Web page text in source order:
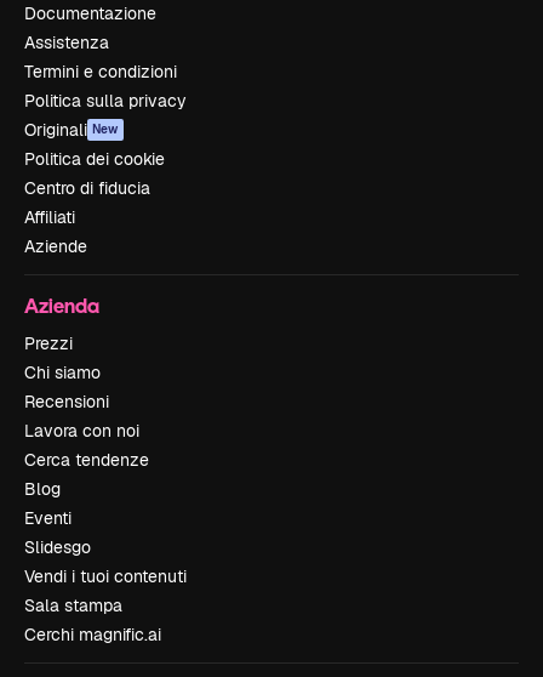
Documentazione
Assistenza
Termini e condizioni
Politica sulla privacy
Originali New
Politica dei cookie
Centro di fiducia
Affiliati
Aziende
Azienda
Prezzi
Chi siamo
Recensioni
Lavora con noi
Cerca tendenze
Blog
Eventi
Slidesgo
Vendi i tuoi contenuti
Sala stampa
Cerchi magnific.ai